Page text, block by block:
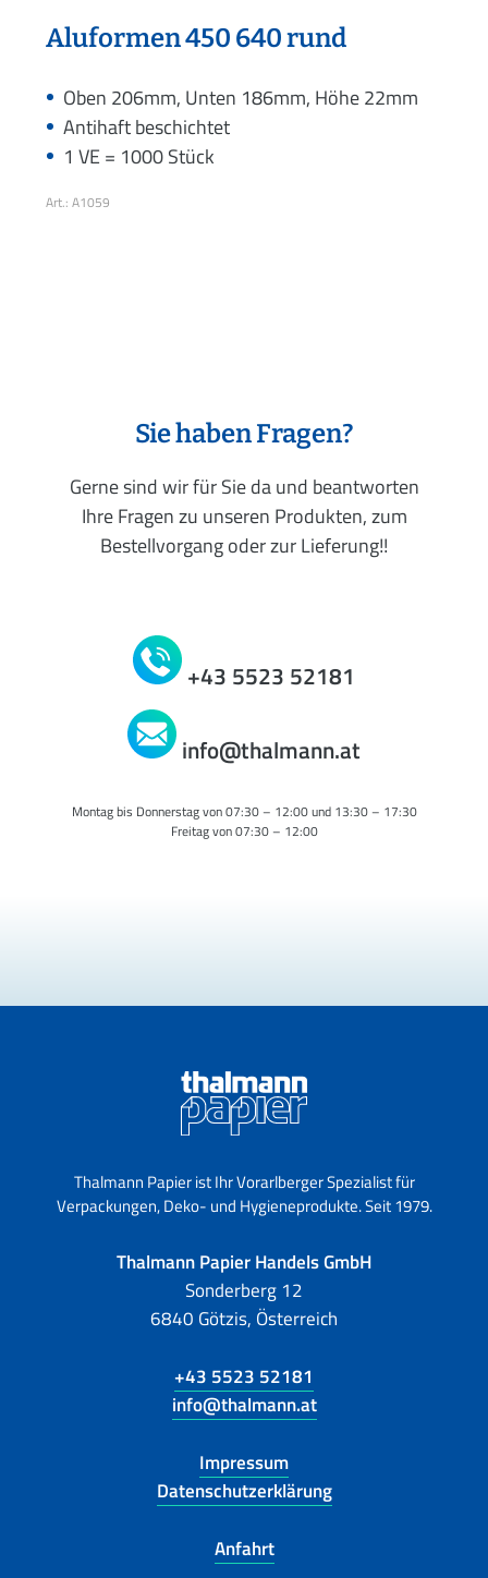
Aluformen 450 640 rund
Oben 206mm, Unten 186mm, Höhe 22mm
Antihaft beschichtet
1 VE = 1000 Stück
Art.: A1059
Sie haben Fragen?
Gerne sind wir für Sie da und beantworten
Ihre Fragen zu unseren Produkten, zum
Bestellvorgang oder zur Lieferung!!
+43 5523 52181
info@thalmann.at
Montag bis Donnerstag von 07:30 – 12:00 und 13:30 – 17:30
Freitag von 07:30 – 12:00
Thalmann Papier ist Ihr Vorarlberger Spezialist für
Verpackungen, Deko- und Hygieneprodukte. Seit 1979.
Thalmann Papier Handels GmbH
Sonderberg 12
6840 Götzis, Österreich
+43 5523 52181
info@thalmann.at
Impressum
Datenschutzerklärung
Anfahrt